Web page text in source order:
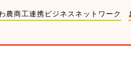
農商工連携ビジネスネットワーク